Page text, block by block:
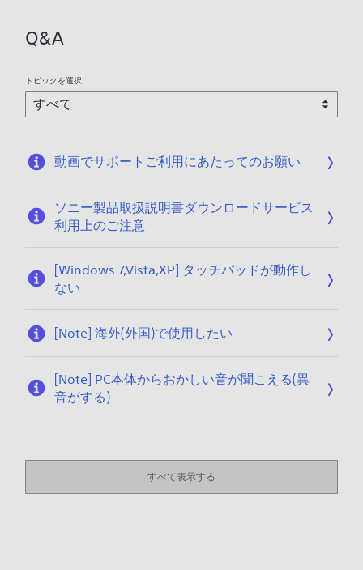
Q&A
トピックを選択
動画でサポートご利用にあたってのお願い
ソニー製品取扱説明書ダウンロードサービス
利用上のご注意
[Windows 7,Vista,XP] タッチパッドが動作し
ない
[Note] 海外(外国)で使用したい
[Note] PC本体からおかしい音が聞こえる(異
音がする)
すべて表示する